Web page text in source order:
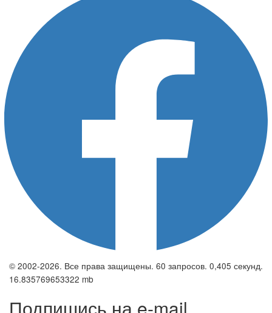
© 2002-2026. Все права защищены. 60 запросов. 0,405 секунд.
16.835769653322 mb